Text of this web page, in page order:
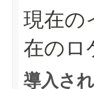
現在の
在のロ
導入さ